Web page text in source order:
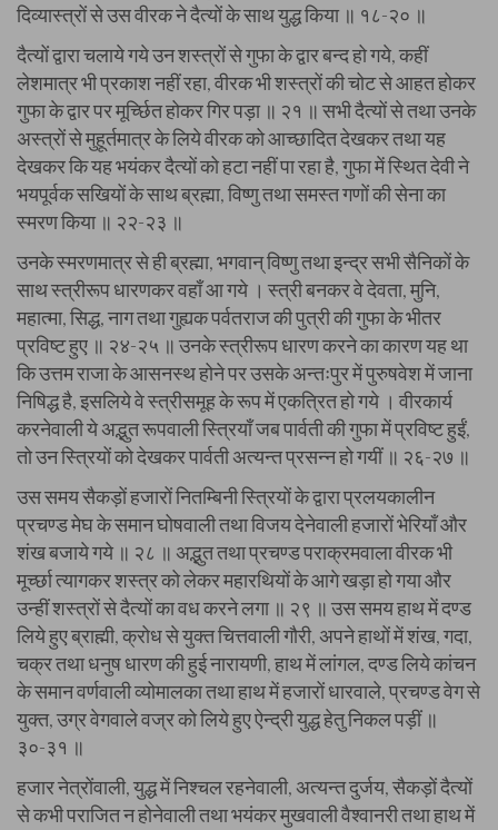
दिव्यास्त्रों से उस वीरक ने दैत्यों के साथ युद्ध किया ॥ १८-२० ॥
दैत्यों द्वारा चलाये गये उन शस्त्रों से गुफा के द्वार बन्द हो गये, कहीं
लेशमात्र भी प्रकाश नहीं रहा, वीरक भी शस्त्रों की चोट से आहत होकर
गुफा के द्वार पर मूर्च्छित होकर गिर पड़ा ॥ २१ ॥ सभी दैत्यों से तथा उनके
अस्त्रों से मुहूर्तमात्र के लिये वीरक को आच्छादित देखकर तथा यह
देखकर कि यह भयंकर दैत्यों को हटा नहीं पा रहा है, गुफा में स्थित देवी ने
भयपूर्वक सखियों के साथ ब्रह्मा, विष्णु तथा समस्त गणों की सेना का
स्मरण किया ॥ २२-२३ ॥
उनके स्मरणमात्र से ही ब्रह्मा, भगवान् विष्णु तथा इन्द्र सभी सैनिकों के
साथ स्त्रीरूप धारणकर वहाँ आ गये । स्त्री बनकर वे देवता, मुनि,
महात्मा, सिद्ध, नाग तथा गुह्यक पर्वतराज की पुत्री की गुफा के भीतर
प्रविष्ट हुए ॥ २४-२५ ॥ उनके स्त्रीरूप धारण करने का कारण यह था
कि उत्तम राजा के आसनस्थ होने पर उसके अन्तःपुर में पुरुषवेश में जाना
निषिद्ध है, इसलिये वे स्त्रीसमूह के रूप में एकत्रित हो गये । वीरकार्य
करनेवाली ये अद्भुत रूपवाली स्त्रियाँ जब पार्वती की गुफा में प्रविष्ट हुईं,
तो उन स्त्रियों को देखकर पार्वती अत्यन्त प्रसन्न हो गयीं ॥ २६-२७ ॥
उस समय सैकड़ों हजारों नितम्बिनी स्त्रियों के द्वारा प्रलयकालीन
प्रचण्ड मेघ के समान घोषवाली तथा विजय देनेवाली हजारों भेरियाँ और
शंख बजाये गये ॥ २८ ॥ अद्भुत तथा प्रचण्ड पराक्रमवाला वीरक भी
मूर्च्छा त्यागकर शस्त्र को लेकर महारथियों के आगे खड़ा हो गया और
उन्हीं शस्त्रों से दैत्यों का वध करने लगा ॥ २९ ॥ उस समय हाथ में दण्ड
लिये हुए ब्राह्मी, क्रोध से युक्त चित्तवाली गौरी, अपने हाथों में शंख, गदा,
चक्र तथा धनुष धारण की हुई नारायणी, हाथ में लांगल, दण्ड लिये कांचन
के समान वर्णवाली व्योमालका तथा हाथ में हजारों धारवाले, प्रचण्ड वेग से
युक्त, उग्र वेगवाले वज्र को लिये हुए ऐन्द्री युद्ध हेतु निकल पड़ीं ॥
३०-३१ ॥
हजार नेत्रोंवाली, युद्ध में निश्चल रहनेवाली, अत्यन्त दुर्जय, सैकड़ों दैत्यों
से कभी पराजित न होनेवाली तथा भयंकर मुखवाली वैश्वानरी तथा हाथ में